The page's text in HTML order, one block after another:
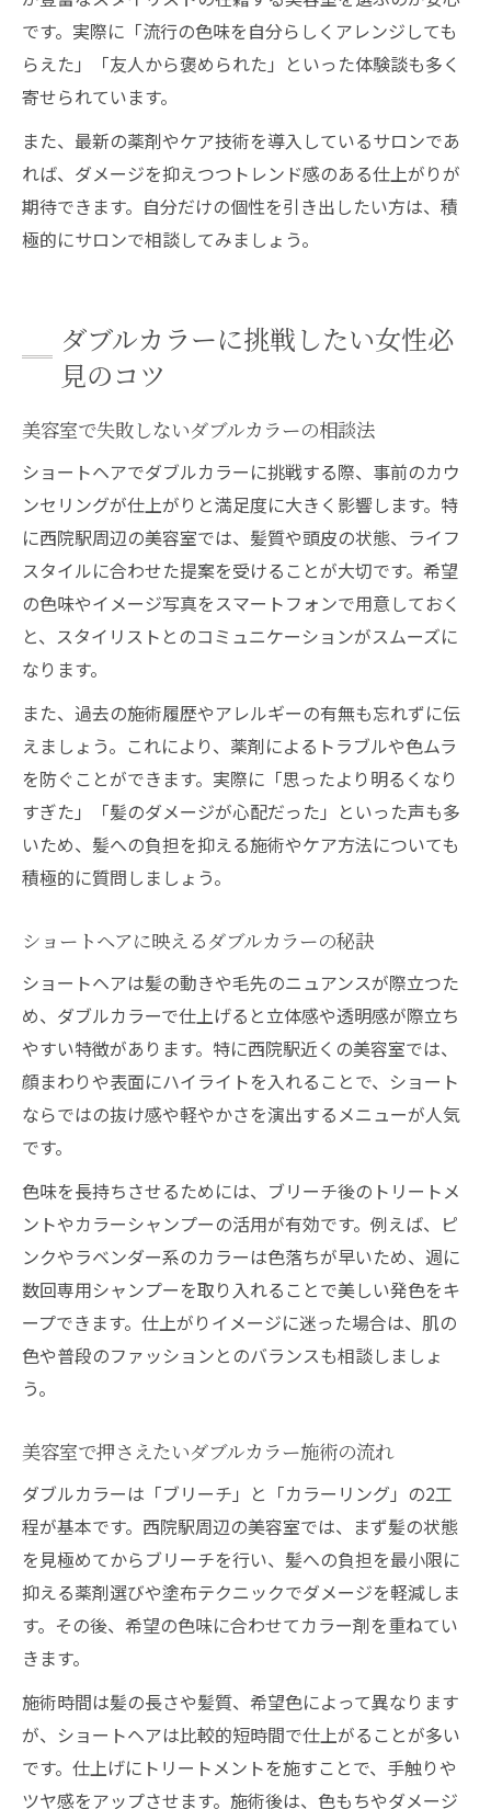
です。実際に「流行の色味を自分らしくアレンジしても
らえた」「友人から褒められた」といった体験談も多く
寄せられています。
また、最新の薬剤やケア技術を導入しているサロンであ
れば、ダメージを抑えつつトレンド感のある仕上がりが
期待できます。自分だけの個性を引き出したい方は、積
極的にサロンで相談してみましょう。
ダブルカラーに挑戦したい女性必
見のコツ
美容室で失敗しないダブルカラーの相談法
ショートヘアでダブルカラーに挑戦する際、事前のカウ
ンセリングが仕上がりと満足度に大きく影響します。特
に西院駅周辺の美容室では、髪質や頭皮の状態、ライフ
スタイルに合わせた提案を受けることが大切です。希望
の色味やイメージ写真をスマートフォンで用意しておく
と、スタイリストとのコミュニケーションがスムーズに
なります。
また、過去の施術履歴やアレルギーの有無も忘れずに伝
えましょう。これにより、薬剤によるトラブルや色ムラ
を防ぐことができます。実際に「思ったより明るくなり
すぎた」「髪のダメージが心配だった」といった声も多
いため、髪への負担を抑える施術やケア方法についても
積極的に質問しましょう。
ショートヘアに映えるダブルカラーの秘訣
ショートヘアは髪の動きや毛先のニュアンスが際立つた
め、ダブルカラーで仕上げると立体感や透明感が際立ち
やすい特徴があります。特に西院駅近くの美容室では、
顔まわりや表面にハイライトを入れることで、ショート
ならではの抜け感や軽やかさを演出するメニューが人気
です。
色味を長持ちさせるためには、ブリーチ後のトリートメ
ントやカラーシャンプーの活用が有効です。例えば、ピ
ンクやラベンダー系のカラーは色落ちが早いため、週に
数回専用シャンプーを取り入れることで美しい発色をキ
ープできます。仕上がりイメージに迷った場合は、肌の
色や普段のファッションとのバランスも相談しましょ
う。
美容室で押さえたいダブルカラー施術の流れ
ダブルカラーは「ブリーチ」と「カラーリング」の2工
程が基本です。西院駅周辺の美容室では、まず髪の状態
を見極めてからブリーチを行い、髪への負担を最小限に
抑える薬剤選びや塗布テクニックでダメージを軽減しま
す。その後、希望の色味に合わせてカラー剤を重ねてい
きます。
施術時間は髪の長さや髪質、希望色によって異なります
が、ショートヘアは比較的短時間で仕上がることが多い
です。仕上げにトリートメントを施すことで、手触りや
ツヤ感をアップさせます。施術後は、色もちやダメージ